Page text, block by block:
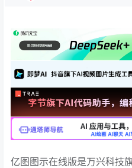
亿图图示在线版是万兴科技